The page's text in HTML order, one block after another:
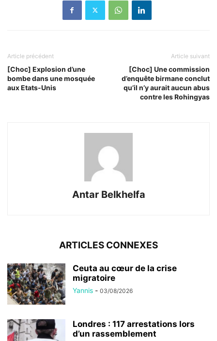
Article précédent
[Choc] Explosion d’une
bombe dans une mosquée
aux Etats-Unis
Article suivant
[Choc] Une commission
d’enquête birmane conclut
qu’il n’y aurait aucun abus
contre les Rohingyas
Antar Belkhelfa
ARTICLES CONNEXES
Ceuta au cœur de la crise
migratoire
Yannis - 03/08/2026
Londres : 117 arrestations lors
d’un rassemblement